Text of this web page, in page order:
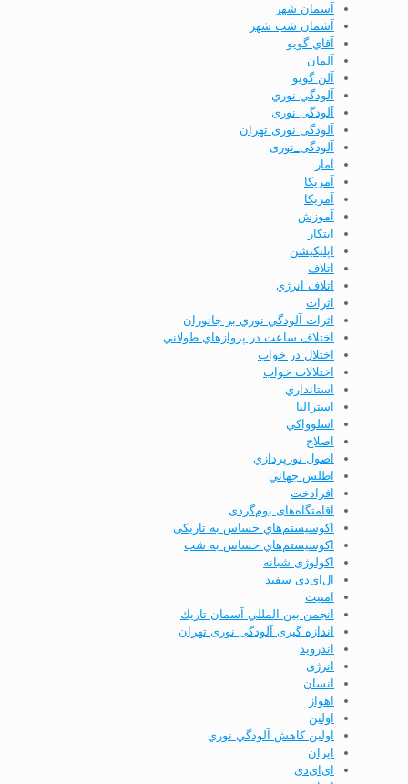
آسمان شهر
آشمان شب شهر
آقاي گويو
آلمان
آلن گويو
آلودگي نوري
آلودگی نوری
آلودگی نوری تهران
آلودگی_نوری
آمار
آمريكا
آمریکا
آموزش
ابتكار
اپليكيشن
اتلاف
اتلاف انرژي
اثرات
اثرات آلودگي نوري بر جانوران
اختلاف ساعت در پروازهاي طولاني
اختلال در خواب
اختلالات خواب
استانداري
استرالیا
اسلوواكي
اصلاح
اصول نورپردازي
اطلس جهاني
افرادخت
اقامتگاه‌های بوم‌گردی
اکوسیستم‌هاي حساس به تاریکی
اکوسیستم‌هاي حساس به شب
اکولوژی شبانه
ال‌ای‌دی سفید
امنيت
انجمن بين المللي آسمان تاريك
اندازه گیری آلودگی نوری تهران
اندرويد
انرژی
انسان
اهواز
اولين
اولين كاهش آلودگي نوري
ايران
ای‌ای‌دی